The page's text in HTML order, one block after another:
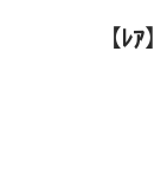
【ﾚｱ